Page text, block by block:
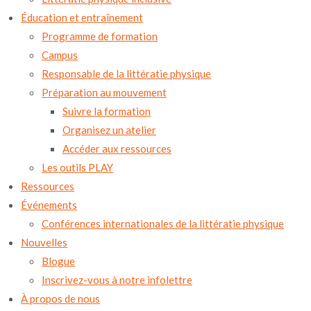
Éducation et entraînement
Programme de formation
Campus
Responsable de la littératie physique
Préparation au mouvement
Suivre la formation
Organisez un atelier
Accéder aux ressources
Les outils PLAY
Ressources
Événements
Conférences internationales de la littératie physique
Nouvelles
Blogue
Inscrivez-vous à notre infolettre
À propos de nous